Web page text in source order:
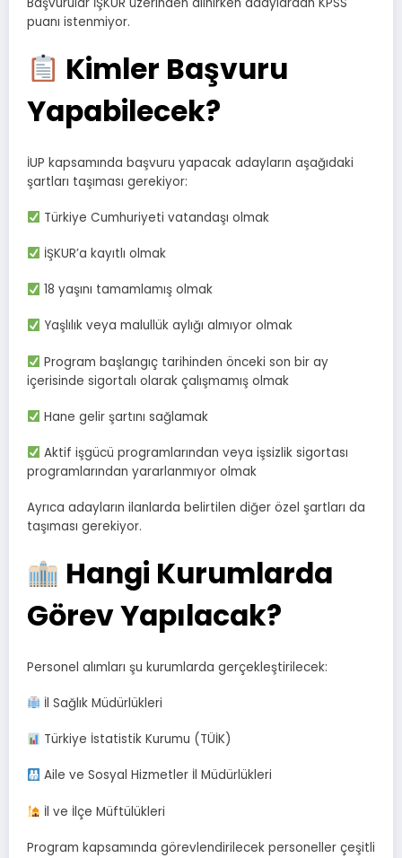
puanı istenmiyor.
Kimler Başvuru
Yapabilecek?
İUP kapsamında başvuru yapacak adayların aşağıdaki
şartları taşıması gerekiyor:
Türkiye Cumhuriyeti vatandaşı olmak
İŞKUR’a kayıtlı olmak
18 yaşını tamamlamış olmak
Yaşlılık veya malullük aylığı almıyor olmak
Program başlangıç tarihinden önceki son bir ay
içerisinde sigortalı olarak çalışmamış olmak
Hane gelir şartını sağlamak
Aktif işgücü programlarından veya işsizlik sigortası
programlarından yararlanmıyor olmak
Ayrıca adayların ilanlarda belirtilen diğer özel şartları da
taşıması gerekiyor.
Hangi Kurumlarda
Görev Yapılacak?
Personel alımları şu kurumlarda gerçekleştirilecek:
İl Sağlık Müdürlükleri
Türkiye İstatistik Kurumu (TÜİK)
Aile ve Sosyal Hizmetler İl Müdürlükleri
İl ve İlçe Müftülükleri
Program kapsamında görevlendirilecek personeller çeşitli